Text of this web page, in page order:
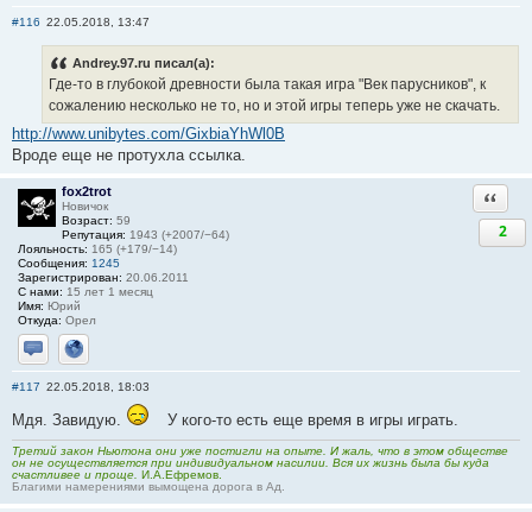
#116 22.05.2018, 13:47
Andrey.97.ru писал(а):
Где-то в глубокой древности была такая игра "Век парусников", к
сожалению несколько не то, но и этой игры теперь уже не скачать.
http://www.unibytes.com/GixbiaYhWl0B
Вроде еще не протухла ссылка.
fox2trot
Новичок
Возраст: 59
Репутация: 1943 (+2007/−64)
Лояльность: 165 (+179/−14)
Сообщения: 1245
Зарегистрирован: 20.06.2011
С нами: 15 лет 1 месяц
Имя: Юрий
Откуда: Орел
Отправить личное сообщение
Сайт
2
#117 22.05.2018, 18:03
Мдя. Завидую. У кого-то есть еще время в игры играть.
Третий закон Ньютона они уже постигли на опыте. И жаль, что в этом обществе
он не осуществляется при индивидуальном насилии. Вся их жизнь была бы куда
счастливее и проще. И.А.Ефремов.
Благими намерениями вымощена дорога в Ад.